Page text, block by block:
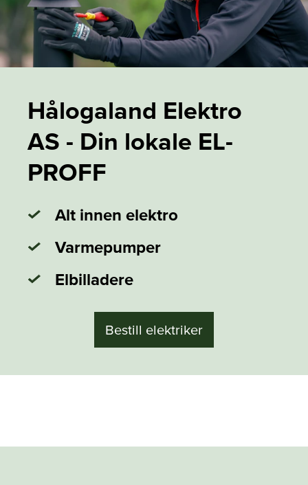
Hålogaland Elektro
AS - Din lokale EL-
PROFF
Alt innen elektro
Varmepumper
Elbilladere
Bestill elektriker